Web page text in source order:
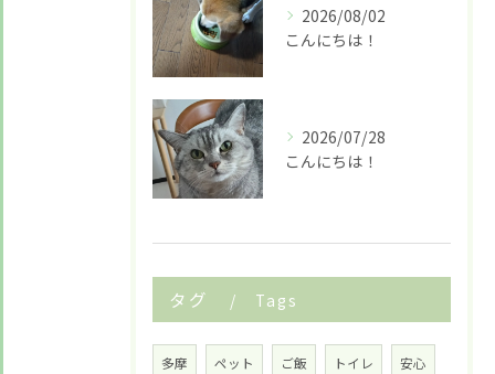
2026/08/02
こんにちは！
2026/07/28
こんにちは！
タグ Tags
多摩 ペット ご飯 トイレ 安心